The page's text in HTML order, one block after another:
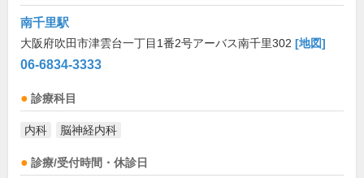
南千里駅
大阪府吹田市津雲台一丁目1番2号アーバス南千里302 [地図]
06-6834-3333
診療科目
内科 脳神経内科
診療/受付時間・休診日